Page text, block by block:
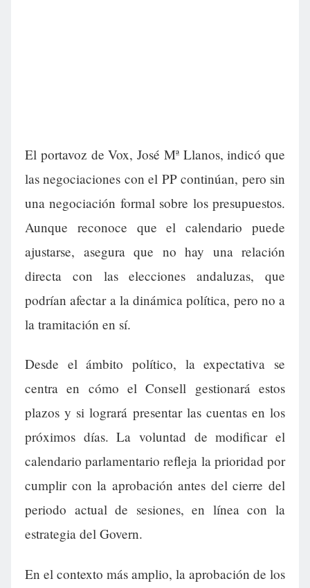
El portavoz de Vox, José Mª Llanos, indicó que
las negociaciones con el PP continúan, pero sin
una negociación formal sobre los presupuestos.
Aunque reconoce que el calendario puede
ajustarse, asegura que no hay una relación
directa con las elecciones andaluzas, que
podrían afectar a la dinámica política, pero no a
la tramitación en sí.
Desde el ámbito político, la expectativa se
centra en cómo el Consell gestionará estos
plazos y si logrará presentar las cuentas en los
próximos días. La voluntad de modificar el
calendario parlamentario refleja la prioridad por
cumplir con la aprobación antes del cierre del
periodo actual de sesiones, en línea con la
estrategia del Govern.
En el contexto más amplio, la aprobación de los